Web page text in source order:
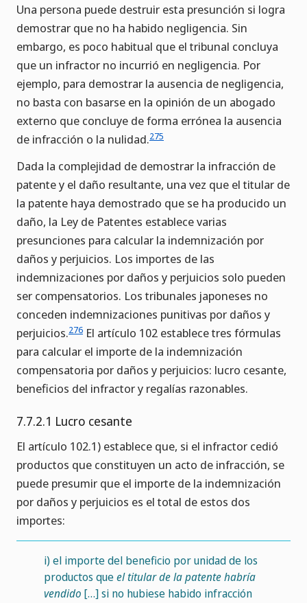
Una persona puede destruir esta presunción si logra
demostrar que no ha habido negligencia. Sin
embargo, es poco habitual que el tribunal concluya
que un infractor no incurrió en negligencia. Por
ejemplo, para demostrar la ausencia de negligencia,
no basta con basarse en la opinión de un abogado
externo que concluye de forma errónea la ausencia
de infracción o la nulidad.275
Dada la complejidad de demostrar la infracción de
patente y el daño resultante, una vez que el titular de
la patente haya demostrado que se ha producido un
daño, la Ley de Patentes establece varias
presunciones para calcular la indemnización por
daños y perjuicios. Los importes de las
indemnizaciones por daños y perjuicios solo pueden
ser compensatorios. Los tribunales japoneses no
conceden indemnizaciones punitivas por daños y
perjuicios.276 El artículo 102 establece tres fórmulas
para calcular el importe de la indemnización
compensatoria por daños y perjuicios: lucro cesante,
beneficios del infractor y regalías razonables.
7.7.2.1 Lucro cesante
El artículo 102.1) establece que, si el infractor cedió
productos que constituyen un acto de infracción, se
puede presumir que el importe de la indemnización
por daños y perjuicios es el total de estos dos
importes:
i) el importe del beneficio por unidad de los
productos queel titular de la patente habría
vendido […] si no hubiese habido infracción